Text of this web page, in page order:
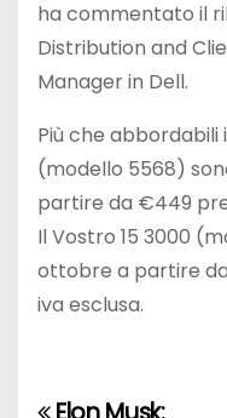
ha commentato il
Distribution and
Manager in Dell.
Più che abbordabili
(modello 5568)
partire da €449
Il Vostro 15 3000
ottobre a partire
iva esclusa.